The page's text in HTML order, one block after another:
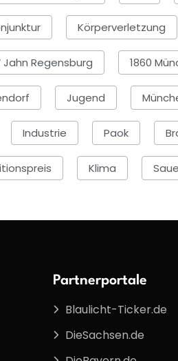
Körperverletzung
Jahn Regensburg 1860
Jugend
Industrie Paok
Klima
Partnerportale
Blaulicht-Ticker.de
DieSachsen.de